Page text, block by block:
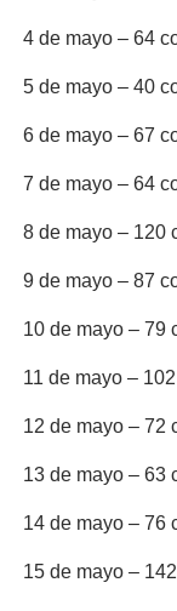
4 de mayo – 64
5 de mayo – 40
6 de mayo – 67
7 de mayo – 64
8 de mayo – 120
9 de mayo – 87
10 de mayo – 79
11 de mayo –
12 de mayo – 72
13 de mayo – 63
14 de mayo – 76
15 de mayo –